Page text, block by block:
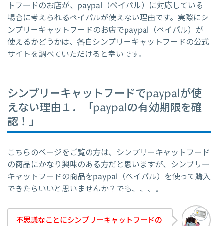
トフードのお店が、paypal（ペイパル）に対応している
場合に考えられるペイパルが使えない理由です。実際にシ
ンプリーキャットフードのお店でpaypal（ペイパル）が
使えるかどうかは、各自シンプリーキャットフードの公式
サイトを調べていただけると幸いです。
シンプリーキャットフードでpaypalが使
えない理由１．「paypalの有効期限を確
認！」
こちらのページをご覧の方は、シンプリーキャットフード
の商品にかなり興味のある方だと思いますが、シンプリー
キャットフードの商品をpaypal（ペイパル）を使って購入
できたらいいと思いませんか？でも、、、。
不思議なことにシンプリーキャットフードの